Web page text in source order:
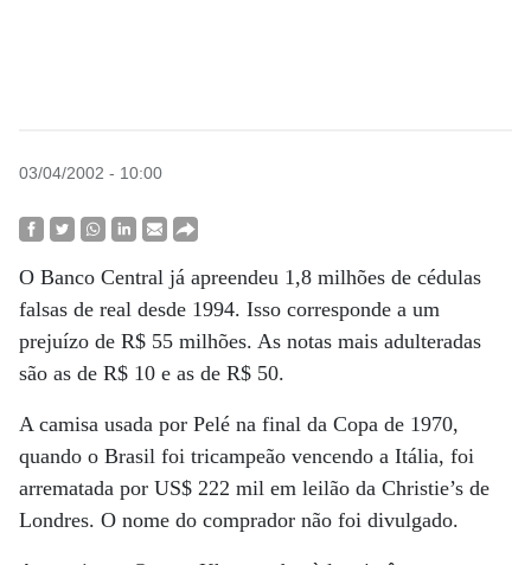
03/04/2002 - 10:00
O Banco Central já apreendeu 1,8 milhões de cédulas
falsas de real desde 1994. Isso corresponde a um
prejuízo de R$ 55 milhões. As notas mais adulteradas
são as de R$ 10 e as de R$ 50.
A camisa usada por Pelé na final da Copa de 1970,
quando o Brasil foi tricampeão vencendo a Itália, foi
arrematada por US$ 222 mil em leilão da Christie’s de
Londres. O nome do comprador não foi divulgado.